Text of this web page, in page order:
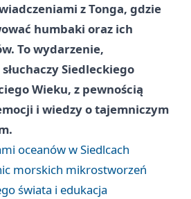
z Tonga, gdzie
humbaki oraz ich
To wydarzenie,
Siedleckiego
Wieku, z pewnością
i wiedzy o tajemniczym
oceanów w Siedlcach
morskich mikrostworzeń
świata i edukacja